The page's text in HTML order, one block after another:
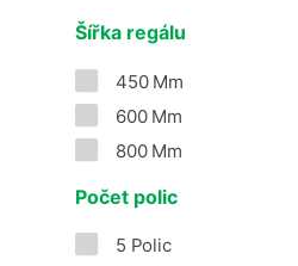
Šířka regálu
450 Mm
600 Mm
800 Mm
Počet polic
5 Polic